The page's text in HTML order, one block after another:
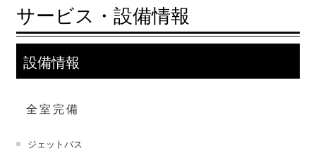
サービス・設備情報
設備情報
全室完備
ジェットバス